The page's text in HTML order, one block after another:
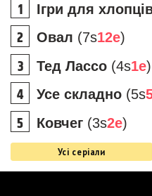
Ігри для
Овал (7s12e)
Тед Лассо (4s1e)
Усе складно (5s
Ковчег (3s2e)
Усі серіали